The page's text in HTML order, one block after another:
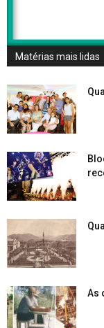
Matérias mais lidas
As